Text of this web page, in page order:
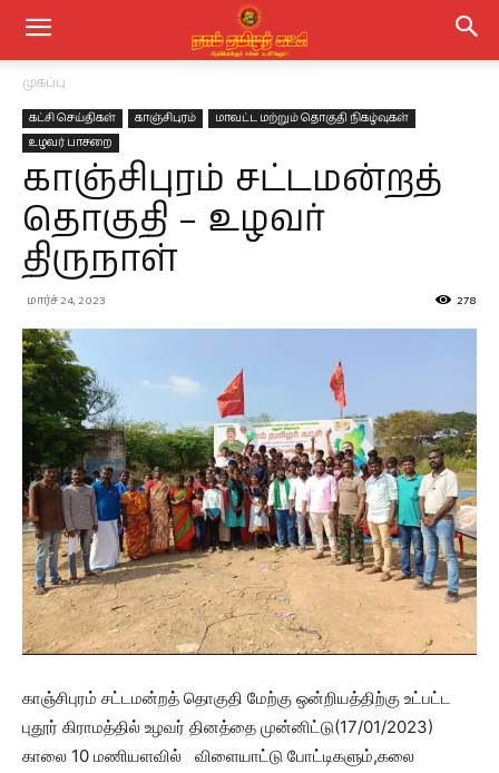
முகப்பு
கட்சி செய்திகள் காஞ்சிபுரம்
மாவட்ட மற்றும் தொகுதி நிகழ்வுகள்
உழவர் பாசறை
காஞ்சிபுரம் சட்டமன்றத்
தொகுதி – உழவர்
திருநாள்
மார்ச் 24, 2023 278
காஞ்சிபுரம் சட்டமன்றத் தொகுதி மேற்கு ஒன்றியத்திற்கு உட்பட்ட
புதூர் கிராமத்தில் உழவர் தினத்தை முன்னிட்டு(17/01/2023)
காலை 10 மணியளவில் விளையாட்டு போட்டிகளும்,கலை